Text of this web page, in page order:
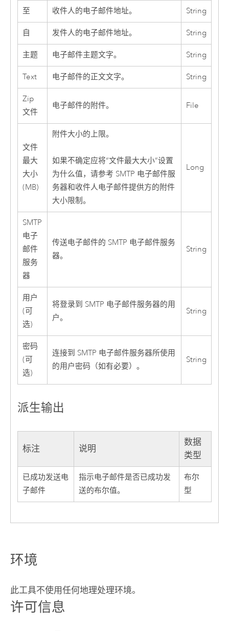
至 收件人的电子邮件地址。 String
自 发件人的电子邮件地址。 String
主题 电子邮件主题文字。 String
Text 电子邮件的正文文字。 String
Zip
文件
电子邮件的附件。 File
文件
最大
大小
(MB)
附件大小的上限。
如果不确定应将“文件最大大小”设置
为什么值，请参考 SMTP 电子邮件服
务器和收件人电子邮件提供方的附件
大小限制。
Long
SMTP
电子
邮件
服务
器
传送电子邮件的 SMTP 电子邮件服务
器。
String
用户
(可
选)
将登录到 SMTP 电子邮件服务器的用
户。
String
密码
(可
选)
连接到 SMTP 电子邮件服务器所使用
的用户密码（如有必要）。
String
派生输出
标注 说明
数据
类型
已成功发送电
子邮件
指示电子邮件是否已成功发
送的布尔值。
布尔
型
环境
此工具不使用任何地理处理环境。
许可信息